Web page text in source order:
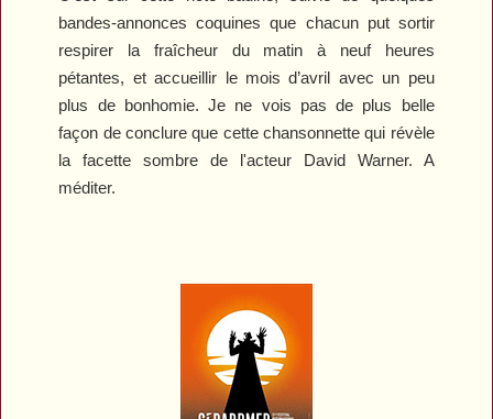
bandes-annonces coquines que chacun put sortir
respirer la fraîcheur du matin à neuf heures
pétantes, et accueillir le mois d’avril avec un peu
plus de bonhomie. Je ne vois pas de plus belle
façon de conclure que cette chansonnette qui révèle
la facette sombre de l'acteur David Warner. A
méditer.